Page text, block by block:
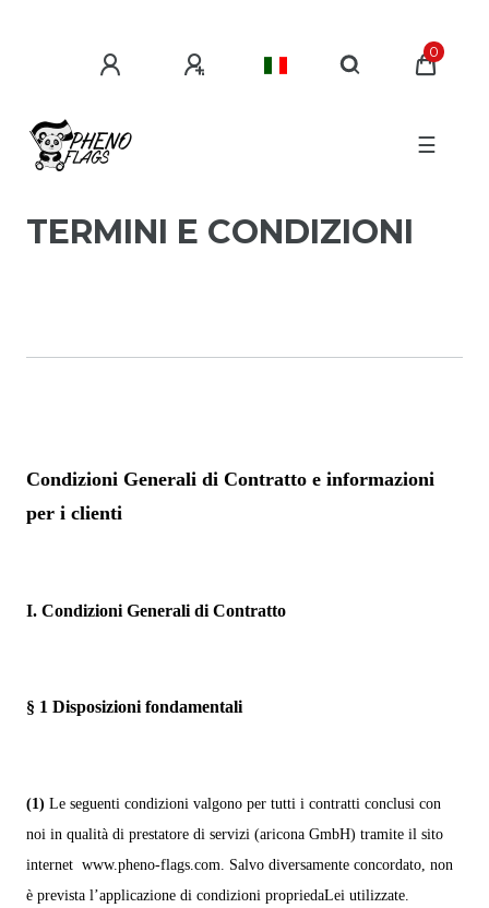
0
☰
TERMINI E CONDIZIONI
Condizioni Generali di Contratto e informazioni
per i clienti
I. Condizioni Generali di Contratto
§ 1 Disposizioni fondamentali
(1) Le seguenti condizioni valgono per tutti i contratti conclusi con
noi in qualità di prestatore di servizi (aricona GmbH) tramite il sito
internet www.pheno-flags.com. Salvo diversamente concordato, non
è prevista l’applicazione di condizioni propriedaLei utilizzate.